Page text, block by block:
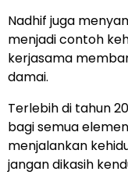
Nadhif juga
menjadi contoh
kerjasama
damai.
Terlebih di tahun
bagi semua
menjalankan
jangan dikasih